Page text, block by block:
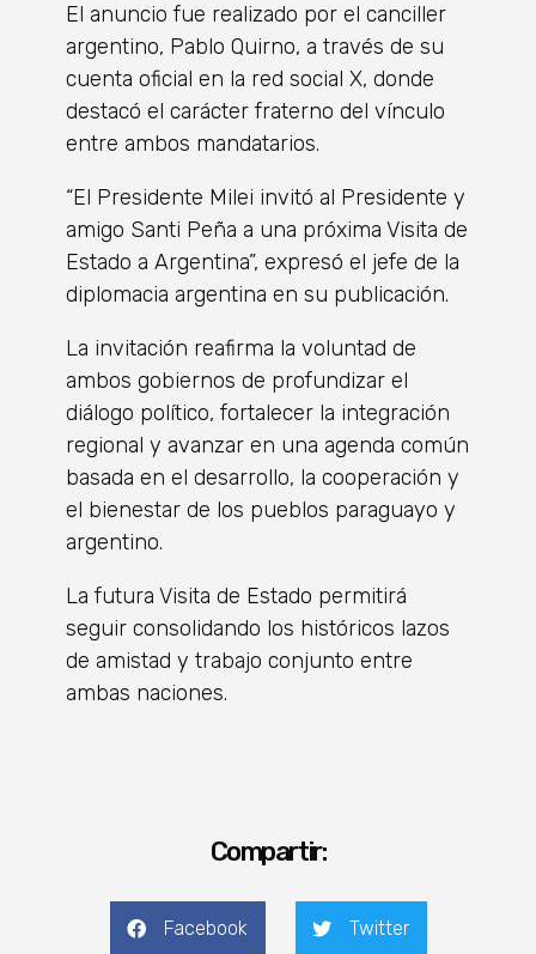
El anuncio fue realizado por el canciller
argentino, Pablo Quirno, a través de su
cuenta oficial en la red social X, donde
destacó el carácter fraterno del vínculo
entre ambos mandatarios.
“El Presidente Milei invitó al Presidente y
amigo Santi Peña a una próxima Visita de
Estado a Argentina”, expresó el jefe de la
diplomacia argentina en su publicación.
La invitación reafirma la voluntad de
ambos gobiernos de profundizar el
diálogo político, fortalecer la integración
regional y avanzar en una agenda común
basada en el desarrollo, la cooperación y
el bienestar de los pueblos paraguayo y
argentino.
La futura Visita de Estado permitirá
seguir consolidando los históricos lazos
de amistad y trabajo conjunto entre
ambas naciones.
Compartir:
Facebook Twitter